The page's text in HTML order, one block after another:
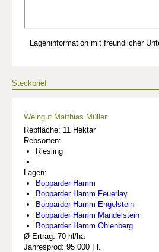
Lageninformation mit freundlicher
Steckbrief
Weingut Matthias Müller
Rebfläche: 11 Hektar
Rebsorten:
Riesling
Lagen:
Bopparder Hamm
Bopparder Hamm Feuerlay
Bopparder Hamm Engelstein
Bopparder Hamm Mandelstein
Bopparder Hamm Ohlenberg
Ø Ertrag: 70 hl/ha
Jahresprod: 95 000 Fl.